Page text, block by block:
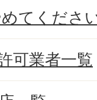
てくださ
可業者一覧